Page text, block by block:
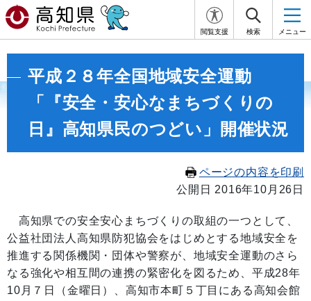
閲覧支援 検索 メニュー
平成２８年全国地域安全運動
「『安全・安心なまちづくりの
日』高知県民のつどい」開催状況
ページの内容を印刷
公開日 2016年10月26日
高知県での安全安心まちづくりの取組の一つとして、
公益社団法人高知県防犯協会をはじめとする地域安全を
推進する関係機関・団体や警察が、地域安全運動のさら
なる強化や相互間の連携の緊密化を図るため、平成28年
10月７日（金曜日）、高知市本町５丁目にある高知会館